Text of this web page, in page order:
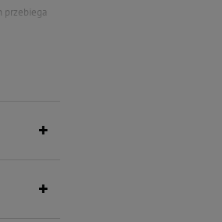
przebiega
1 kg